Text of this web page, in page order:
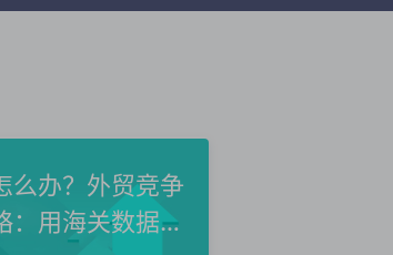
么办？外贸竞争
：用海关数据洞